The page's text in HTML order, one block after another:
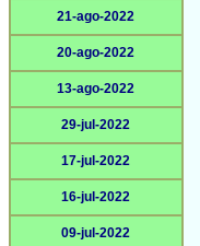
21-ago-2022
20-ago-2022
13-ago-2022
29-jul-2022
17-jul-2022
16-jul-2022
09-jul-2022